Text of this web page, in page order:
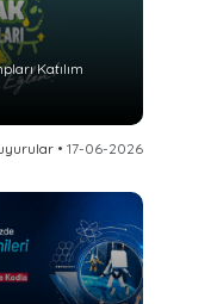
Katılım
• 17-06-2026